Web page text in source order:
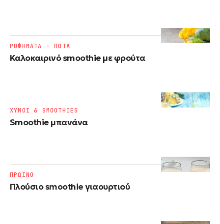
Καλοκαιρινό smoothie με φρούτα
ΡΟΦΗΜΑΤΑ - ΠΟΤΑ
Smoothie μπανάνα
ΧΥΜΟΙ & SMOOTHIES
Πλούσιο smoothie γιαουρτιού
ΠΡΩΙΝΟ